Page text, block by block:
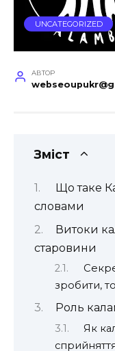
UNCATEGORIZED
АВТОР
Зміст
Що таке
словами
Витоки
старовини
зробити,
Роль
Як